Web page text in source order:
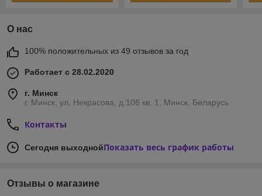
О нас
100% положительных из 49 отзывов за год
Работает с 28.02.2020
г. Минск
г. Минск, ул. Некрасова, д.106 кв. 1, Минск, Беларусь
Контакты
Сегодня выходнойПоказать весь график работы
Отзывы о магазине